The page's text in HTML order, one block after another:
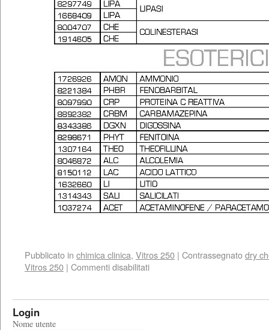
Pubblicato in chimica clinica, Vitros 250 | Contrassegnatodry
Vitros 250 | Commenti disabilitati
Login
Nome utente